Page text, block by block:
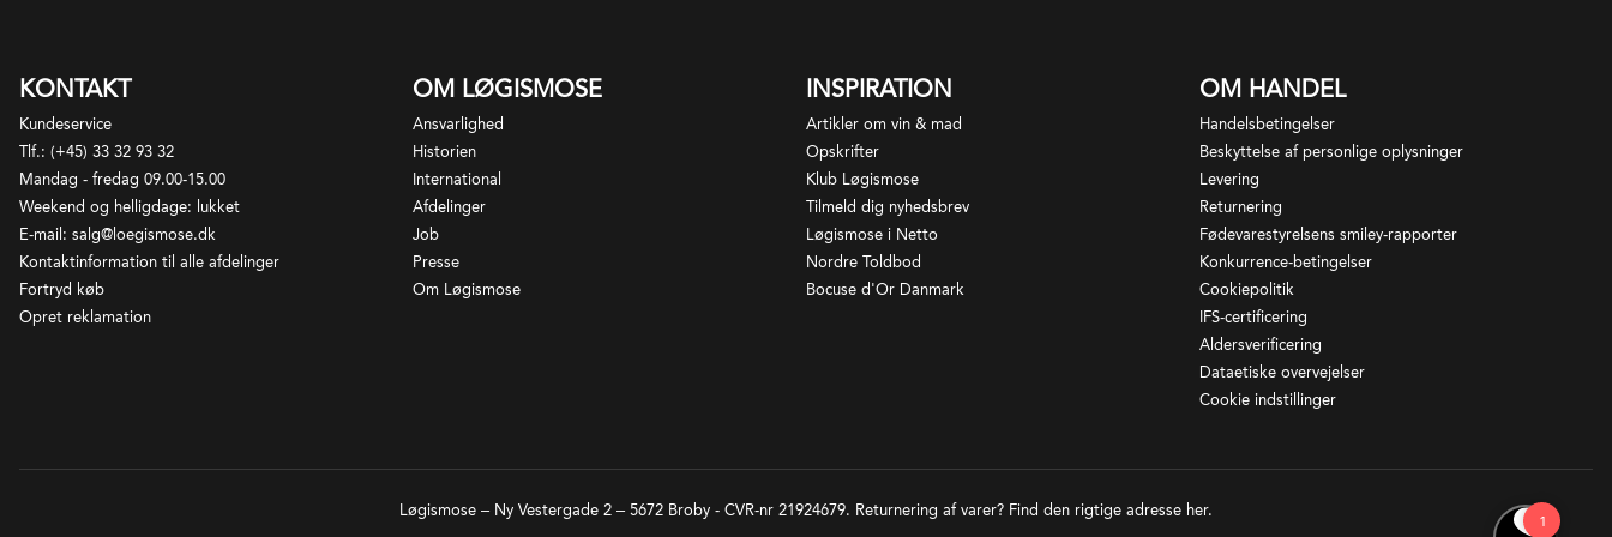
vine certificeret økologisk af Ecocert
KONTAKT
Kundeservice
Tlf.: (+45) 33 32 93 32
Mandag - fredag 09.00-15.00
Weekend og helligdage: lukket
E-mail: salg@loegismose.dk
Kontaktinformation til alle afdelinger
Fortryd køb
Opret reklamation
OM LØGISMOSE
Ansvarlighed
Historien
International
Afdelinger
Job
Presse
Om Løgismose
INSPIRATION
Artikler om vin & mad
Opskrifter
Klub Løgismose
Tilmeld dig nyhedsbrev
Løgismose i Netto
Nordre Toldbod
Bocuse d'Or Danmark
OM HANDEL
Handelsbetingelser
Beskyttelse af personlige oplysninger
Levering
Returnering
Fødevarestyrelsens smiley-rapporter
Konkurrence-betingelser
Cookiepolitik
IFS-certificering
Aldersverificering
Dataetiske overvejelser
Cookie indstillinger
Løgismose – Ny Vestergade 2 – 5672 Broby - CVR-nr 21924679. Returnering af varer? Find den rigtige adresse her.